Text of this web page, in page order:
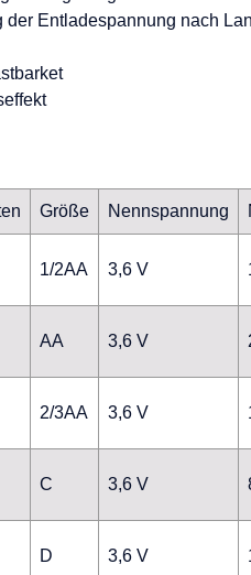
der Entladespannung nach
Größe Nennspannung
1/2AA 3,6 V
AA 3,6 V
2/3AA 3,6 V
C 3,6 V
D 3,6 V